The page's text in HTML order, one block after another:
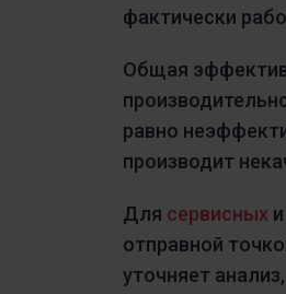
фактически
Общая
равно
производит
Для сервисных
отправной
уточняет